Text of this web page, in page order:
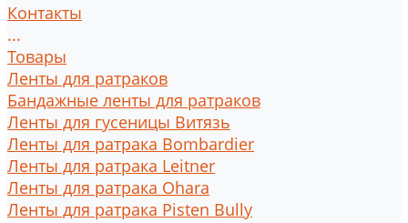
Контакты
...
Товары
Ленты для ратраков
Бандажные ленты для ратраков
Ленты для гусеницы Витязь
Ленты для ратрака Bombardier
Ленты для ратрака Leitner
Ленты для ратрака Ohara
Ленты для ратрака Pisten Bully